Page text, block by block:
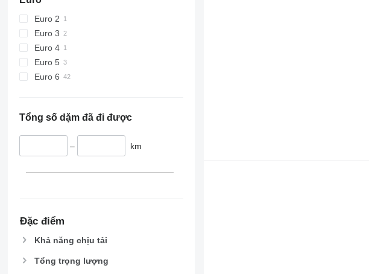
Euro 2
Euro 3
Euro 4
Euro 5
Euro 6
Tổng số dặm đã đi được
– km
Đặc điểm
Khả năng chịu tải
Tổng trọng lượng